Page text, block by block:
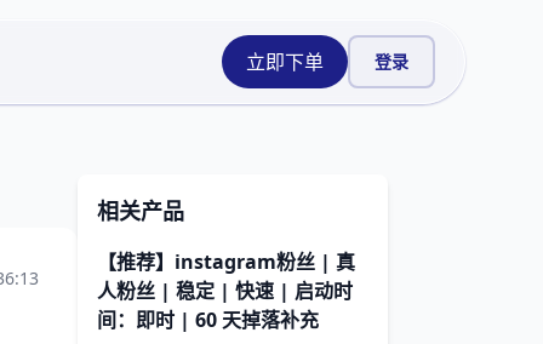
立即下单 登录
相关产品
【推荐】instagram粉丝 | 真
人粉丝 | 稳定 | 快速 | 启动时
间：即时 | 60 天掉落补充